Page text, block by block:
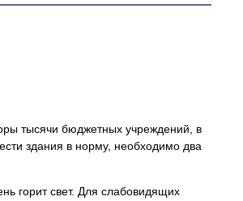
тысячи бюджетных учреждений, в
здания в норму, необходимо два
горит свет. Для слабовидящих